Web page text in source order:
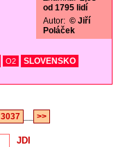
od 1795 lidí
Autor: © Jiří
Poláček
O2
SLOVENSKO
3037 >>